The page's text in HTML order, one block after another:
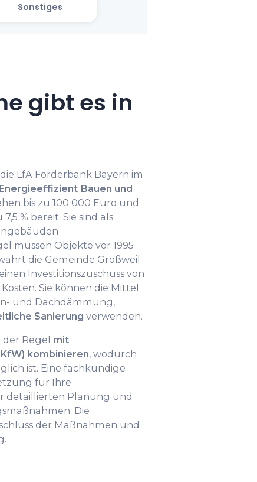
gibt es in
LfA Förderbank Bayern im
Bauen und
bis zu 100 000 Euro und
% bereit. Sie sind als
müssen Objekte vor 1995
die Gemeinde Großweil
Investitionszuschuss von
Sie können die Mittel
und Dachdämmung,
Sanierung verwenden.
Regel mit
kombinieren, wodurch
ist. Eine fachkundige
für Ihre
detaillierten Planung und
Die
der Maßnahmen und